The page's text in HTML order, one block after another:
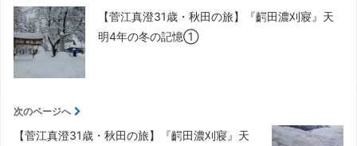
【菅江真澄31歳・秋田の旅】『齶田濃刈寢』天
明4年の冬の記憶①
次のページへ
【菅江真澄31歳・秋田の旅】『齶田濃刈寢』天